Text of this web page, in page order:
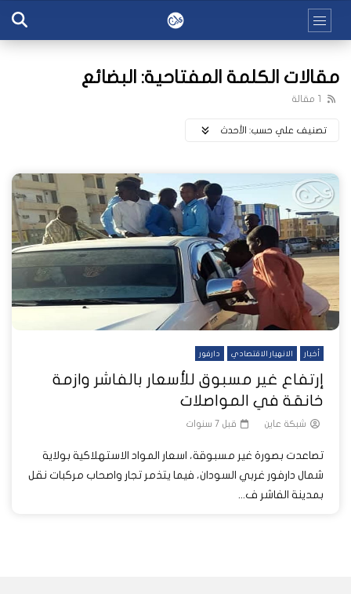
مقالات الكلمة المفتاحية: البضائع
1 مقالة
تصنيف علي حسب: اﻷحدث
أخبار الانهيار الاقتصادي دارفور
إرتفاع غير مسبوق للأسعار بالفاشر وازمة
خانقة في المواصلات
شبكة عاين قبل 7 سنوات
تصاعدت بصورة غير مسبوقة، اسعار المواد الاستهلاكية بولاية
شمال دارفور غربي السودان، فيما يتذمر تجار واصحاب مركبات نقل
بمدينة الفاشر ف...